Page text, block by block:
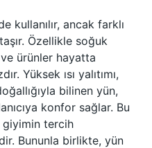
kullanılır, ancak farklı
Özellikle soğuk
ürünler hayatta
Yüksek ısı yalıtımı,
bilinen yün,
konfor sağlar. Bu
giyimin tercih
Bununla birlikte, yün